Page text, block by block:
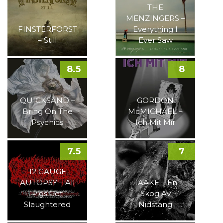
FINSTERFORST
– Still
THE
MENZINGERS –
Everything I
Ever Saw
QUICKSAND –
Bring On The
Psychics
8.5
GORDON
McMICHAEL –
Ich Mit Mir
8
12 GAUGE
AUTOPSY – All
Pigs Get
Slaughtered
7.5
TAAKE – En
Skog Av
Nidstang
7